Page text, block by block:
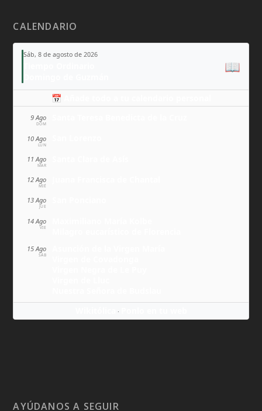
CALENDARIO
Sáb, 8 de agosto de 2026
📖
📅 Añade todo a tu calendario personal
9 Ago
DOM
10 Ago
LUN
11 Ago
MAR
12 Ago
MIÉ
13 Ago
JUE
14 Ago
VIE
15 Ago
SÁB
·
AYÚDANOS A SEGUIR